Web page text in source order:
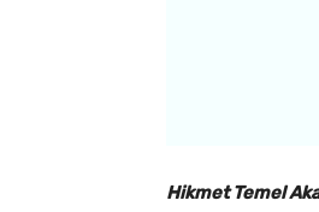
Hikmet Temel